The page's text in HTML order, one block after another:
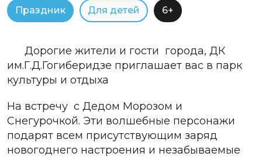
Праздник Для детей 6+
Дорогие жители и гости города, ДК
им.Г.Д.Гогиберидзе приглашает вас в парк
культуры и отдыха
На встречу с Дедом Морозом и
Снегурочкой. Эти волшебные персонажи
подарят всем присутствующим заряд
новогоднего настроения и незабываемые